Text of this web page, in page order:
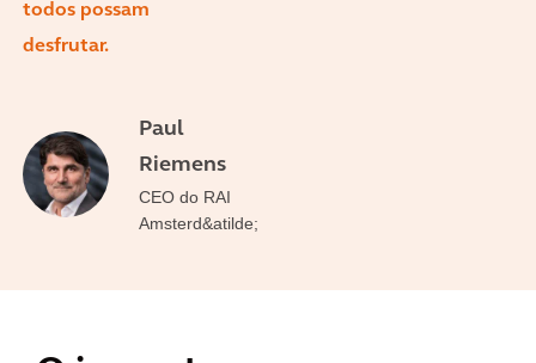
todos possam
desfrutar.
Paul
Riemens
CEO do RAI
Amsterd&atilde;